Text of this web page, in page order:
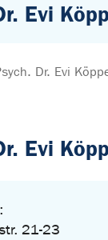
Evi
Dr. Evi
Evi
21-23